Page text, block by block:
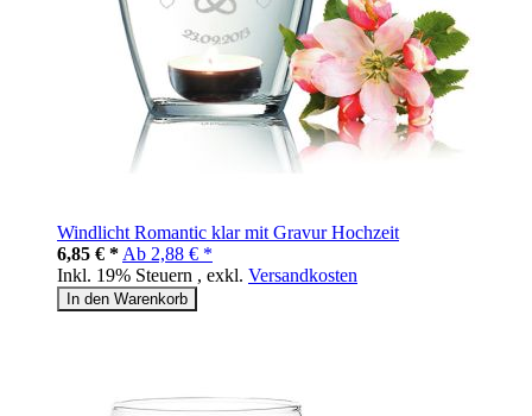
Windlicht Romantic klar mit Gravur Hochzeit
6,85 € * Ab 2,88 € *
Inkl. 19% Steuern , exkl. Versandkosten
In den Warenkorb